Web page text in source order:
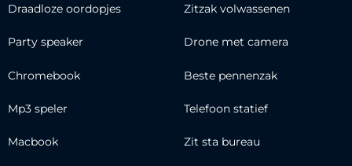
Draadloze oordopjes
Party speaker
Chromebook
Mp3 speler
Macbook
Zitzak volwassenen
Drone met camera
Beste pennenzak
Telefoon statief
Zit sta bureau